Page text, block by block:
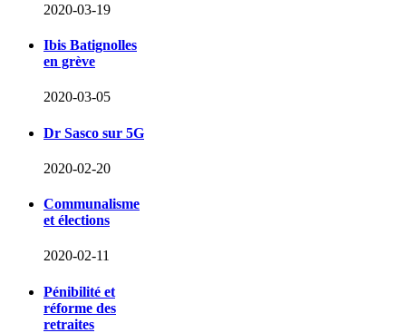
2020-03-19
Ibis Batignolles
en grève
2020-03-05
Dr Sasco sur 5G
2020-02-20
Communalisme
et élections
2020-02-11
Pénibilité et
réforme des
retraites